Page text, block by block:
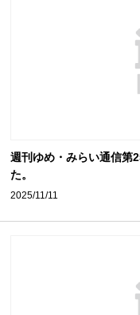
週刊ゆめ・みらい通信第
た。
2025/11/11